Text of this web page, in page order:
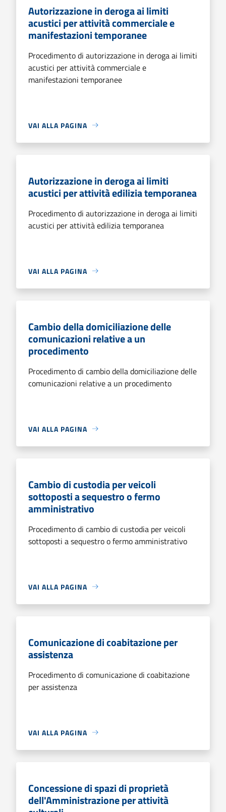
Autorizzazione in deroga ai limiti
acustici per attività commerciale e
manifestazioni temporanee
Procedimento di autorizzazione in deroga ai limiti
acustici per attività commerciale e
manifestazioni temporanee
VAI ALLA PAGINA
Autorizzazione in deroga ai limiti
acustici per attività edilizia temporanea
Procedimento di autorizzazione in deroga ai limiti
acustici per attività edilizia temporanea
VAI ALLA PAGINA
Cambio della domiciliazione delle
comunicazioni relative a un
procedimento
Procedimento di cambio della domiciliazione delle
comunicazioni relative a un procedimento
VAI ALLA PAGINA
Cambio di custodia per veicoli
sottoposti a sequestro o fermo
amministrativo
Procedimento di cambio di custodia per veicoli
sottoposti a sequestro o fermo amministrativo
VAI ALLA PAGINA
Comunicazione di coabitazione per
assistenza
Procedimento di comunicazione di coabitazione
per assistenza
VAI ALLA PAGINA
Concessione di spazi di proprietà
dell'Amministrazione per attività